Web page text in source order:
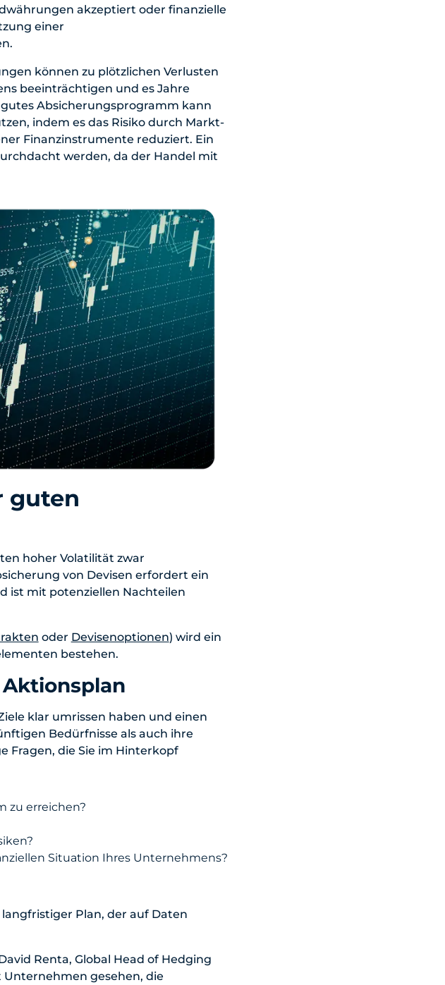
akzeptiert oder finanzielle
einer
können zu plötzlichen Verlusten
beeinträchtigen und es Jahre
Absicherungsprogramm kann
indem es das Risiko durch Markt-
Finanzinstrumente reduziert. Ein
werden, da der Handel mit
guten
hoher Volatilität zwar
von Devisen erfordert ein
ist mit potenziellen Nachteilen
oder Devisenoptionen) wird ein
bestehen.
klar umrissen haben und einen
Bedürfnisse als auch ihre
Fragen, die Sie im Hinterkopf
zu erreichen?
Situation Ihres Unternehmens?
Plan, der auf Daten
Renta, Global Head of Hedging
Unternehmen gesehen, die